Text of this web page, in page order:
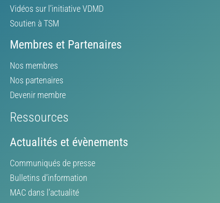
Vidéos sur l’initiative VDMD
Soutien à TSM
Membres et Partenaires
Nos membres
Nos partenaires
Devenir membre
Ressources
Actualités et évènements
Communiqués de presse
Bulletins d’information
MAC dans l’actualité